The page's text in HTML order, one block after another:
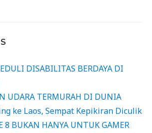
DISABILITAS BERDAYA DI
UDARA TERMURAH DI DUNIA
ke Laos, Sempat Kepikiran Diculik
8 BUKAN HANYA UNTUK GAMER